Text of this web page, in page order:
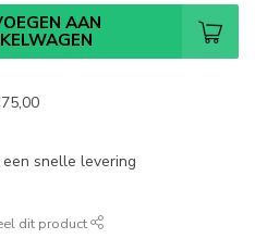
AAN
snelle levering
dit product